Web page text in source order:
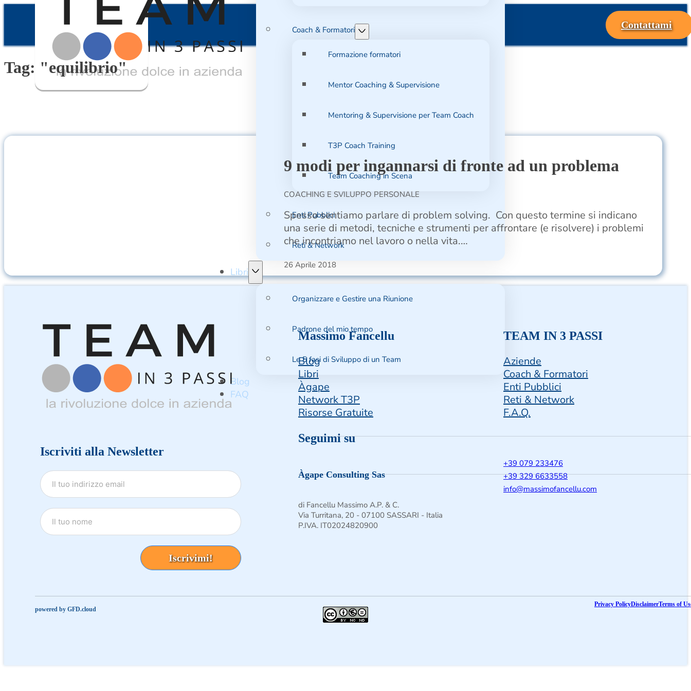
Coach & Formatori
Formazione formatori
Mentor Coaching & Supervisione
Mentoring & Supervisione per Team Coach
T3P Coach Training
Team Coaching in Scena
Enti Pubblici
Reti & Network
Libri
Organizzare e Gestire una Riunione
Padrone del mio tempo
Le 5 fasi di Sviluppo di un Team
Blog
FAQ
Contattami
Tag: "equilibrio"
9 modi per ingannarsi di fronte ad un problema
COACHING E SVILUPPO PERSONALE
Spesso sentiamo parlare di problem solving. Con questo termine si indicano
una serie di metodi, tecniche e strumenti per affrontare (e risolvere) i problemi
che incontriamo nel lavoro o nella vita.…
26 Aprile 2018
Iscriviti alla Newsletter
Iscrivimi!
Massimo Fancellu
Blog
Libri
Àgape
Network T3P
Risorse Gratuite
TEAM IN 3 PASSI
Aziende
Coach & Formatori
Enti Pubblici
Reti & Network
F.A.Q.
Seguimi suSeguimi su Facebook
Follow us on Instagram
Follow us on X
Àgape Consulting Sas
di Fancellu Massimo A.P. & C.
Via Turritana, 20 - 07100 SASSARI - Italia
P.IVA. IT02024820900
+39 079 233476
+39 329 6633558
moc.ullecnafomissam
@ofni
powered by GFD.cloud
Privacy PolicyDisclaimerTerms of